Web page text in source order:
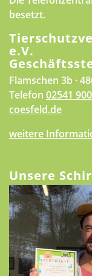
besetzt.
e.V.
Flamschen 3b ·
Telefon 02541
coesfeld.de
weitere
Unsere